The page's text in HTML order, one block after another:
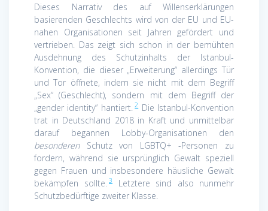
Dieses Narrativ des auf Willenserklärungen
basierenden Geschlechts wird von der EU und EU-
nahen Organisationen seit Jahren gefördert und
vertrieben. Das zeigt sich schon in der bemühten
Ausdehnung des Schutzinhalts der Istanbul-
Konvention, die dieser „Erweiterung“ allerdings Tür
und Tor öffnete, indem sie nicht mit dem Begriff
„Sex“ (Geschlecht), sondern mit dem Begriff der
„gender identity“ hantiert. 2Die Istanbul-Konvention
trat in Deutschland 2018 in Kraft und unmittelbar
darauf begannen Lobby-Organisationen den
besonderenSchutz von LGBTQ+ -Personen zu
fordern, während sie ursprünglich Gewalt speziell
gegen Frauen und insbesondere häusliche Gewalt
bekämpfen sollte. 3
Letztere sind also nunmehr
Schutzbedürftige zweiter Klasse.